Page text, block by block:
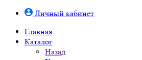
Личный кабинет
Главная
Каталог
Назад